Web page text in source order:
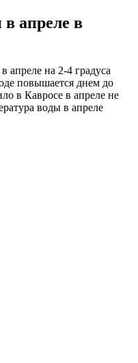
в апреле в
апреле на 2-4 градуса
повышается днем до
в Кавросе в апреле не
воды в апреле